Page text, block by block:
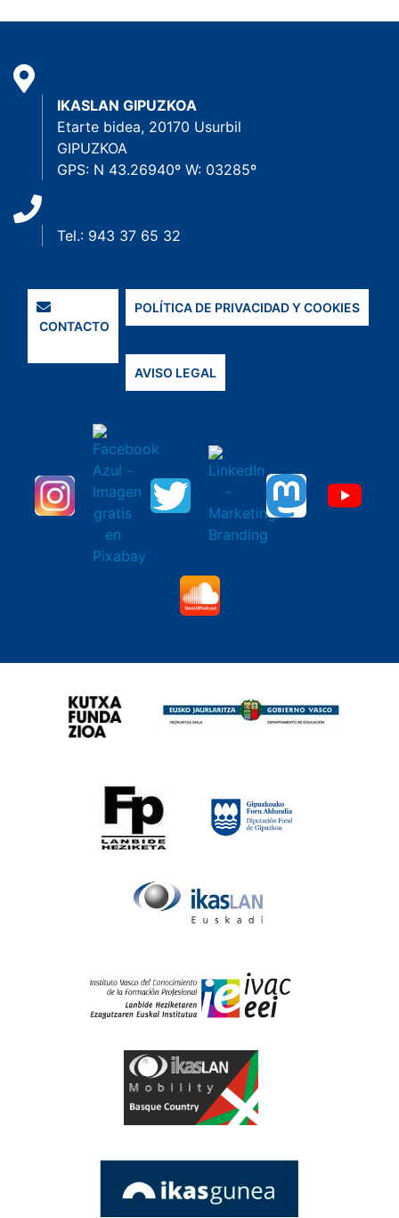
IKASLAN GIPUZKOA
Etarte bidea, 20170 Usurbil
GIPUZKOA
GPS: N 43.26940º W: 03285º
Tel.: 943 37 65 32
CONTACTO
POLÍTICA DE PRIVACIDAD Y COOKIES
AVISO LEGAL